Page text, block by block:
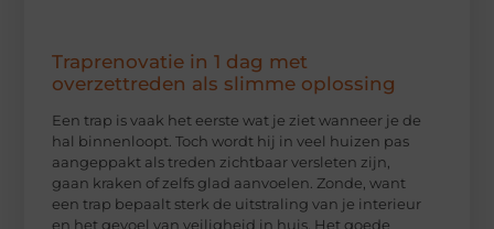
Traprenovatie in 1 dag met
overzettreden als slimme oplossing
Een trap is vaak het eerste wat je ziet wanneer je de
hal binnenloopt. Toch wordt hij in veel huizen pas
aangeppakt als treden zichtbaar versleten zijn,
gaan kraken of zelfs glad aanvoelen. Zonde, want
een trap bepaalt sterk de uitstraling van je interieur
en het gevoel van veiligheid in huis. Het goede